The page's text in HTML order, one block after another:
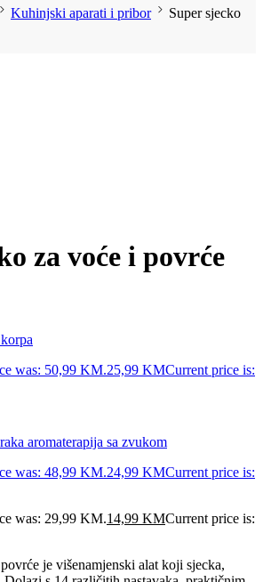
Kuhinjski aparati i pribor
Super sjecko
za voće i povrće
was: 50,99 KM.25,99 KMCurrent price is:
aromaterapija sa zvukom
was: 48,99 KM.24,99 KMCurrent price is:
was: 29,99 KM.14,99 KMCurrent price is:
je višenamjenski alat koji sjecka,